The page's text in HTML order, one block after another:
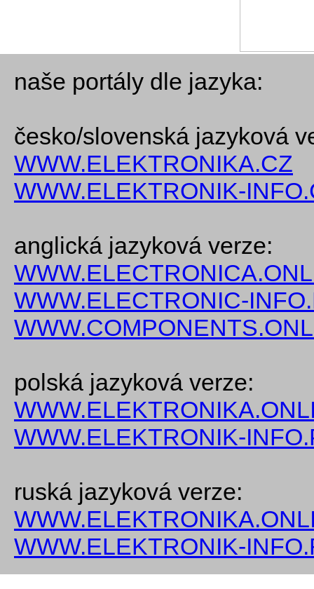
naše portály dle jazyka:
česko/slovenská jazyková
WWW.ELEKTRONIKA.CZ
WWW.ELEKTRONIK-
anglická jazyková verze:
WWW.ELECTRONIC-
polská jazyková verze:
WWW.ELEKTRONIK-
ruská jazyková verze:
WWW.ELEKTRONIK-